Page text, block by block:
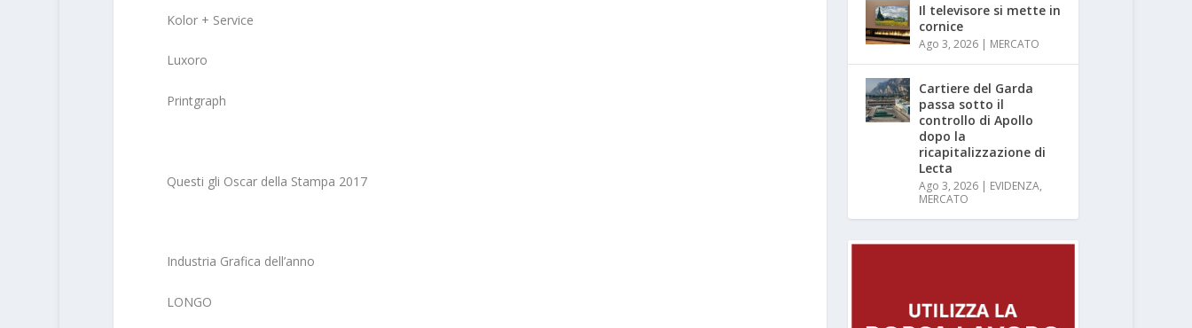
Kolor + Service
Luxoro
Printgraph
Questi gli Oscar della Stampa 2017
Industria Grafica dell’anno
LONGO
Il televisore si mette in
cornice
Ago 3, 2026 | MERCATO
Cartiere del Garda
passa sotto il
controllo di Apollo
dopo la
ricapitalizzazione di
Lecta
Ago 3, 2026 | EVIDENZA,
MERCATO